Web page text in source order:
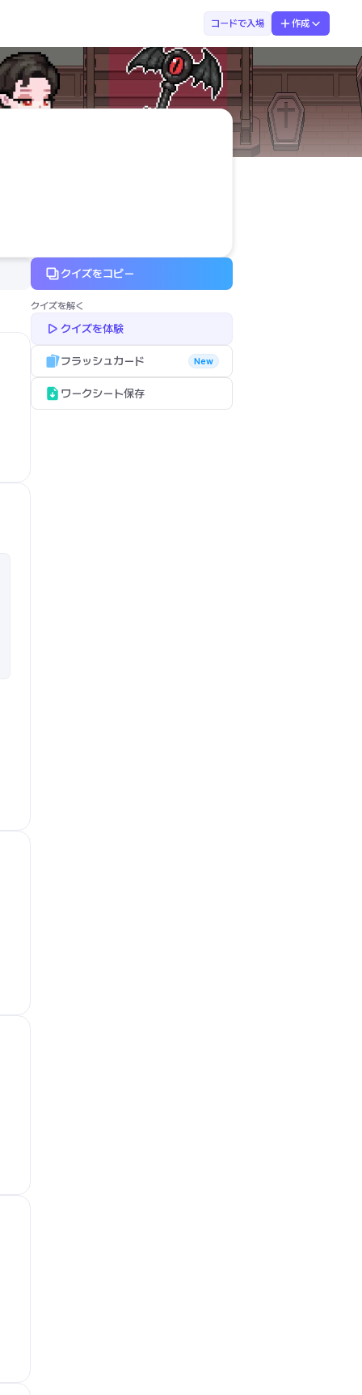
コードで入場 作成
まなぶてらす　るん先生
クイズをコピー
クイズを解く
クイズを体験
フラッシュカード New
ワークシート保存